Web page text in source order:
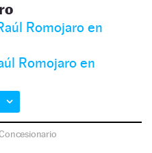
Romojaro en
Romojaro en